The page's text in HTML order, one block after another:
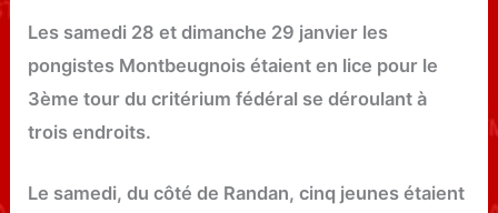
Les samedi 28 et dimanche 29 janvier les
pongistes Montbeugnois étaient en lice pour le
3ème tour du critérium fédéral se déroulant à
trois endroits.
Le samedi, du côté de Randan, cinq jeunes étaient